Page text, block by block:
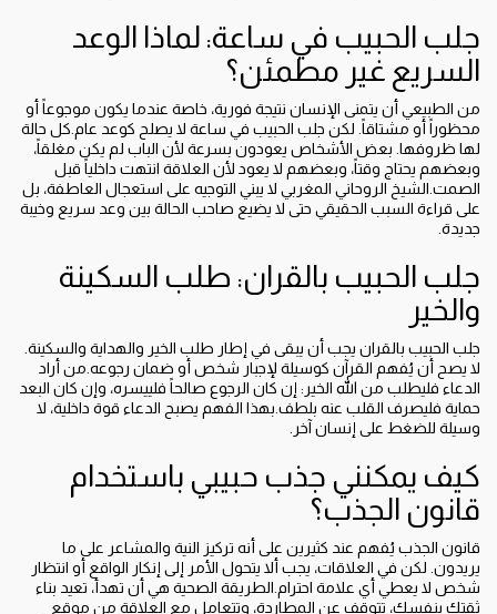
جلب الحبيب في ساعة: لماذا الوعد
السريع غير مطمئن؟
من الطبيعي أن يتمنى الإنسان نتيجة فورية، خاصة عندما يكون موجوعاً أو
محظوراً أو مشتاقاً. لكن جلب الحبيب في ساعة لا يصلح كوعد عام.كل حالة
لها ظروفها. بعض الأشخاص يعودون بسرعة لأن الباب لم يكن مغلقاً،
وبعضهم يحتاج وقتاً، وبعضهم لا يعود لأن العلاقة انتهت داخلياً قبل
الصمت.الشيخ الروحاني المغربي لا يبني التوجيه على استعجال العاطفة، بل
على قراءة السبب الحقيقي حتى لا يضيع صاحب الحالة بين وعد سريع وخيبة
جديدة.
جلب الحبيب بالقران: طلب السكينة
والخير
جلب الحبيب بالقران يجب أن يبقى في إطار طلب الخير والهداية والسكينة.
لا يصح أن يُفهم القرآن كوسيلة لإجبار شخص أو ضمان رجوعه.من أراد
الدعاء فليطلب من الله الخير: إن كان الرجوع صالحاً فلييسره، وإن كان البعد
حماية فليصرف القلب عنه بلطف.بهذا الفهم يصبح الدعاء قوة داخلية، لا
وسيلة للضغط على إنسان آخر.
كيف يمكنني جذب حبيبي باستخدام
قانون الجذب؟
قانون الجذب يُفهم عند كثيرين على أنه تركيز النية والمشاعر على ما
يريدون. لكن في العلاقات، يجب ألا يتحول الأمر إلى إنكار الواقع أو انتظار
شخص لا يعطي أي علامة احترام.الطريقة الصحية هي أن تهدأ، تعيد بناء
ثقتك بنفسك، تتوقف عن المطاردة، وتتعامل مع العلاقة من موقع